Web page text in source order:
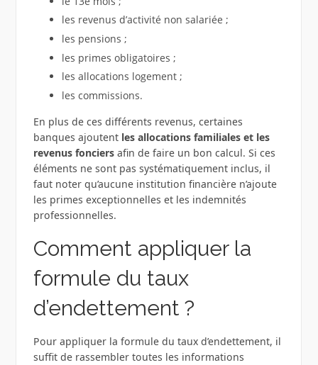
les revenus d’activité non salariée ;
les pensions ;
les primes obligatoires ;
les allocations logement ;
les commissions.
En plus de ces différents revenus, certaines
banques ajoutent les allocations familiales et les
revenus fonciersafin de faire un bon calcul. Si ces
éléments ne sont pas systématiquement inclus, il
faut noter qu’aucune institution financière n’ajoute
les primes exceptionnelles et les indemnités
professionnelles.
Comment appliquer la
formule du taux
d’endettement ?
Pour appliquer la formule du taux d’endettement, il
suffit de rassembler toutes les informations